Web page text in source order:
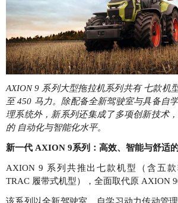
AXION 9 系列大型拖拉机系列共有 七款机
至 450 马力。除配备全新驾驶室与具备自
理系统外，新系列还集成了多项创新技术
的 自动化与智能化水平。
新一代 AXION 9系列：高效、智能与舒适
AXION 9 系列共推出七款机型（含五
TRAC 履带式机型），全面取代原 AXION